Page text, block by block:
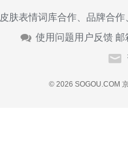
皮肤表情词库合作、品牌合
使用问题用户反馈 邮
© 2026 SOGOU.COM